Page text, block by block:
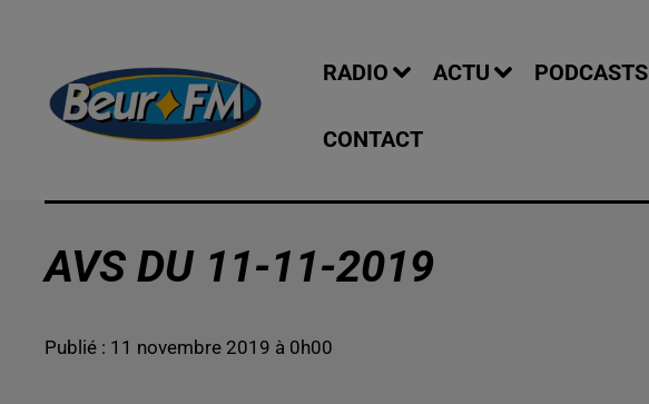
RADIO ACTU PODCASTS
CONTACT
AVS DU 11-11-2019
Publié : 11 novembre 2019 à 0h00